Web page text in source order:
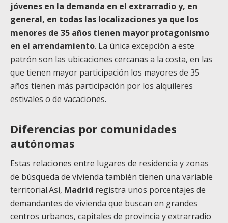
jóvenes en la demanda en el extrarradio y, en
general, en todas las localizaciones ya que los
menores de 35 años tienen mayor protagonismo
en el arrendamiento. La única excepción a este
patrón son las ubicaciones cercanas a la costa, en las
que tienen mayor participación los mayores de 35
años tienen más participación por los alquileres
estivales o de vacaciones.
Diferencias por comunidades
autónomas
Estas relaciones entre lugares de residencia y zonas
de búsqueda de vivienda también tienen una variable
territorial.Así, Madrid registra unos porcentajes de
demandantes de vivienda que buscan en grandes
centros urbanos, capitales de provincia y extrarradio